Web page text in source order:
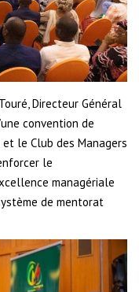
Directeur Général
convention de
le Club des Managers
le
managériale
de mentorat